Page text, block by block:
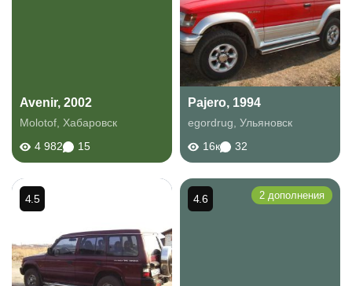
Avenir, 2002
Molotof Хабаровск
4 982
15
Pajero, 1994
egordrug Ульяновск
16к
32
4.5 4.6 2 дополнения